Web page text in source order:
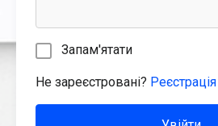
Запам'ятати
Не зареєстровані? Реєстрація